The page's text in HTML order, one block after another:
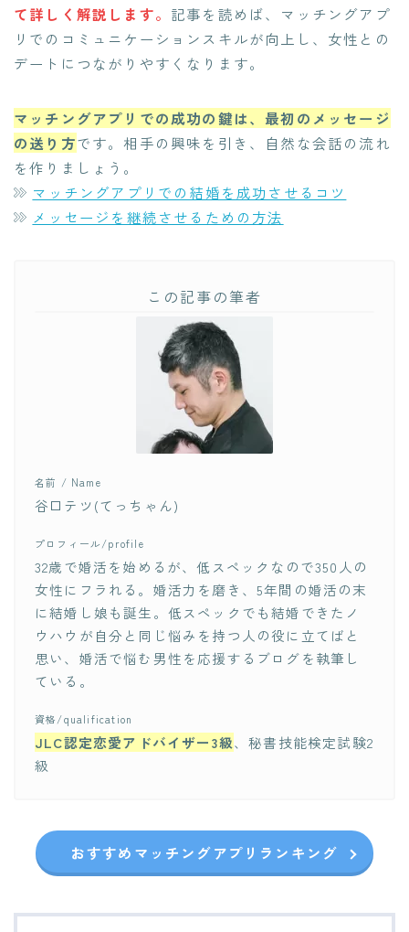
て詳しく解説します。 記事を読めば、マッチングアプ
リでのコミュニケーションスキルが向上し、女性との
デートにつながりやすくなります。
マッチングアプリでの成功の鍵は、最初のメッセージ
の送り方です。相手の興味を引き、自然な会話の流れ
を作りましょう。
マッチングアプリでの結婚を成功させるコツ
メッセージを継続させるための方法
この記事の筆者
名前 / Name
谷口テツ(てっちゃん)
プロフィール/profile
32歳で婚活を始めるが、低スペックなので350人の
女性にフラれる。婚活力を磨き、5年間の婚活の末
に結婚し娘も誕生。低スペックでも結婚できたノ
ウハウが自分と同じ悩みを持つ人の役に立てばと
思い、婚活で悩む男性を応援するブログを執筆し
ている。
資格/qualification
JLC認定恋愛アドバイザー3級、秘書技能検定試験2
級
おすすめマッチングアプリランキング